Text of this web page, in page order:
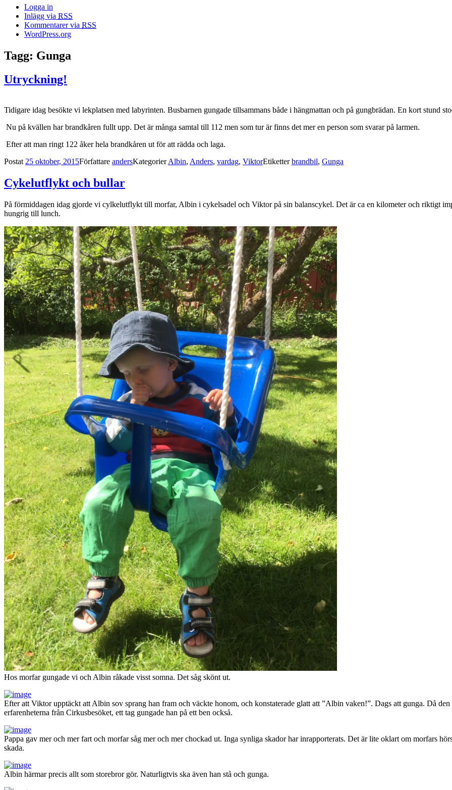
Logga in
Inlägg via RSS
Kommentarer via RSS
WordPress.org
Tagg: Gunga
Utryckning!
Tidigare idag besökte vi lekplatsen med labyrinten. Busbarnen gungade tillsammans både i hängmattan och på gungbrädan. En kort stund
Nu på kvällen har brandkåren fullt upp. Det är många samtal till 112 men som tur är finns det mer en person som svarar på larmen.
Efter att man ringt 122 åker hela brandkåren ut för att rädda och laga.
Postat 25 oktober, 2015Författare andersKategorierAlbin, Anders, vardag, ViktorEtiketterbrandbil, Gunga
Cykelutflykt och bullar
På förmiddagen idag gjorde vi cylkelutflykt till morfar, Albin i cykelsadel och Viktor på sin balanscykel. Det är ca en kilometer och riktigt
hungrig till lunch.
Hos morfar gungade vi och Albin råkade visst somna. Det såg skönt ut.
Efter att Viktor upptäckt att Albin sov sprang han fram och väckte honom, och konstaterade glatt att ”Albin vaken!”. Dags att gunga. Då
erfarenheterna från Cirkusbesöket, ett tag gungade han på ett ben också.
Pappa gav mer och mer fart och morfar såg mer och mer chockad ut. Inga synliga skador har inrapporterats. Det är lite oklart om morfars
skada.
Albin härmar precis allt som storebror gör. Naturligtvis ska även han stå och gunga.